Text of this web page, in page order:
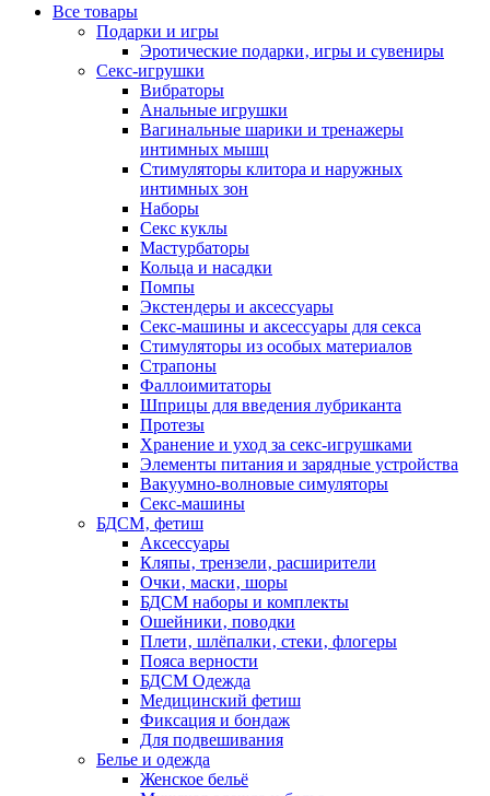
Все товары
Подарки и игры
Эротические подарки‚ игры и сувениры
Секс-игрушки
Вибраторы
Анальные игрушки
Вагинальные шарики и тренажеры
интимных мышц
Стимуляторы клитора и наружных
интимных зон
Наборы
Секс куклы
Мастурбаторы
Кольца и насадки
Помпы
Экстендеры и аксессуары
Секс-машины и аксессуары для секса
Стимуляторы из особых материалов
Страпоны
Фаллоимитаторы
Шприцы для введения лубриканта
Протезы
Хранение и уход за секс-игрушками
Элементы питания и зарядные устройства
Вакуумно-волновые симуляторы
Секс-машины
БДСМ‚ фетиш
Аксессуары
Кляпы‚ трензели‚ расширители
Очки‚ маски‚ шоры
БДСМ наборы и комплекты
Ошейники‚ поводки
Плети‚ шлёпалки‚ стеки‚ флогеры
Пояса верности
БДСМ Одежда
Медицинский фетиш
Фиксация и бондаж
Для подвешивания
Белье и одежда
Женское бельё